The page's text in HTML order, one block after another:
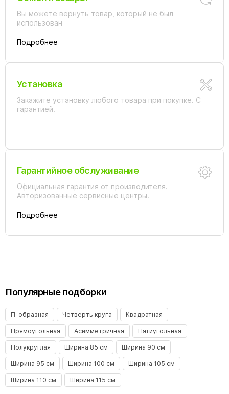
Вы можете вернуть товар, который не был
использован
Подробнее
Установка
Закажите установку любого товара при покупке. С
гарантией.
Гарантийное обслуживание
Официальная гарантия от производителя.
Авторизованные сервисные центры.
Подробнее
Популярные подборки
П-образная Четверть круга Квадратная
Прямоугольная Асимметричная Пятиугольная
Полукруглая Ширина 85 см Ширина 90 см
Ширина 95 см Ширина 100 см Ширина 105 см
Ширина 110 см Ширина 115 см